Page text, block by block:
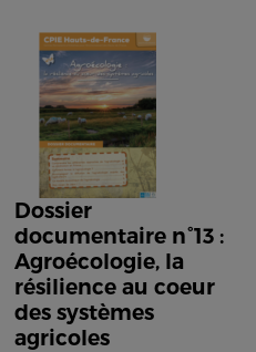
Dossier
documentaire n°13 :
Agroécologie, la
résilience au coeur
des systèmes
agricoles